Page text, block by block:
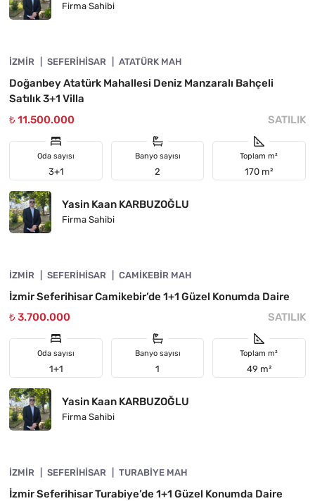
Firma Sahibi
ÖNE ÇIKAN
İZMIR SEFERIHISAR ATATÜRK MAH
Doğanbey Atatürk Mahallesi Deniz Manzaralı Bahçeli
Satılık 3+1 Villa
₺ 11.500.000
SATILIK
Oda sayısı
3+1
Banyo sayısı
2
Toplam m²
170 m²
Yasin Kaan KARBUZOĞLU
Firma Sahibi
ÖNE ÇIKAN
İZMIR SEFERIHISAR CAMIKEBIR MAH
İzmir Seferihisar Camikebir’de 1+1 Güzel Konumda Daire
₺ 3.700.000
SATILIK
Oda sayısı
1+1
Banyo sayısı
1
Toplam m²
49 m²
Yasin Kaan KARBUZOĞLU
Firma Sahibi
ÖNE ÇIKAN
İZMIR SEFERIHISAR TURABIYE MAH
İzmir Seferihisar Turabiye’de 1+1 Güzel Konumda Daire